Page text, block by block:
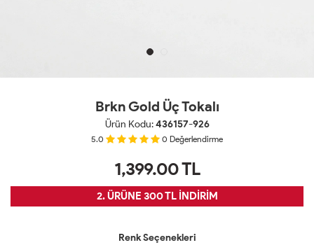
Brkn Gold Üç Tokalı
Ürün Kodu:436157-926
5.0 0 Değerlendirme
1,399.00TL
2. ÜRÜNE 300 TL İNDİRİM
Renk Seçenekleri